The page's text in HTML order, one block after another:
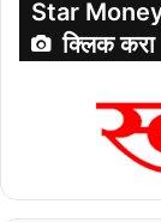
Star Money
क्लिक करा